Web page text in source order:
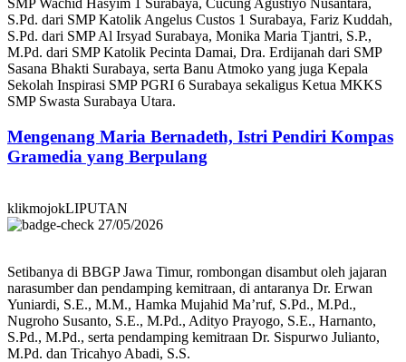
SMP Wachid Hasyim 1 Surabaya, Cucung Agustiyo Nusantara,
S.Pd. dari SMP Katolik Angelus Custos 1 Surabaya, Fariz Kuddah,
S.Pd. dari SMP Al Irsyad Surabaya, Monika Maria Tjantri, S.P.,
M.Pd. dari SMP Katolik Pecinta Damai, Dra. Erdijanah dari SMP
Sasana Bhakti Surabaya, serta Banu Atmoko yang juga Kepala
Sekolah Inspirasi SMP PGRI 6 Surabaya sekaligus Ketua MKKS
SMP Swasta Surabaya Utara.
Mengenang Maria Bernadeth, Istri Pendiri Kompas
Gramedia yang Berpulang
klikmojokLIPUTAN
27/05/2026
Setibanya di BBGP Jawa Timur, rombongan disambut oleh jajaran
narasumber dan pendamping kemitraan, di antaranya Dr. Erwan
Yuniardi, S.E., M.M., Hamka Mujahid Ma’ruf, S.Pd., M.Pd.,
Nugroho Susanto, S.E., M.Pd., Adityo Prayogo, S.E., Harnanto,
S.Pd., M.Pd., serta pendamping kemitraan Dr. Sispurwo Julianto,
M.Pd. dan Tricahyo Abadi, S.S.